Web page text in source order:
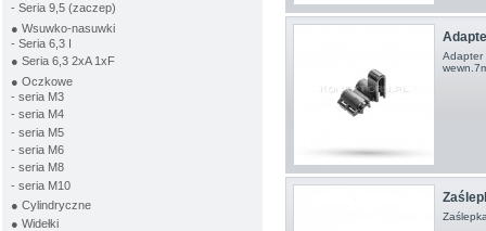
- Seria 9,5 (zaczep)
● Wsuwko-nasuwki
- Seria 6,3 I
● Seria 6,3 2xA 1xF
● Oczkowe
- seria M3
- seria M4
- seria M5
- seria M6
- seria M8
- seria M10
● Cylindryczne
● Widełki
Adapter